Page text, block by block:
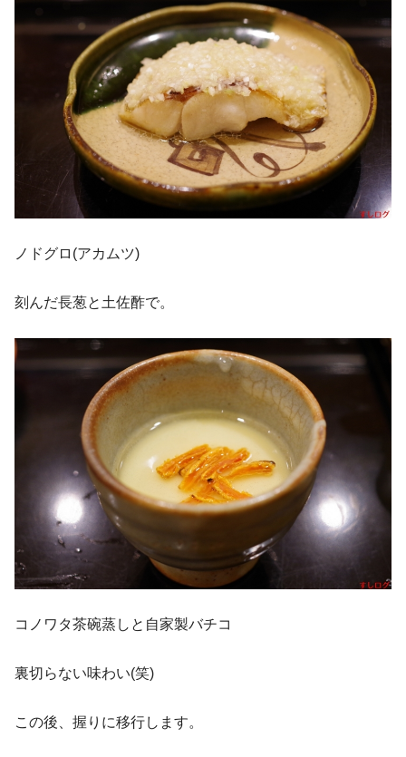
ノドグロ(アカムツ)
刻んだ長葱と土佐酢で。
コノワタ茶碗蒸しと自家製バチコ
裏切らない味わい(笑)
この後、握りに移行します。